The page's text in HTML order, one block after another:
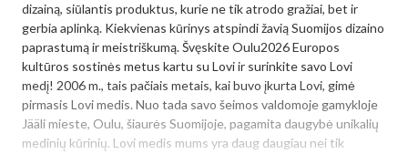
dizainą, siūlantis produktus, kurie ne tik atrodo gražiai, bet ir
gerbia aplinką. Kiekvienas kūrinys atspindi žavią Suomijos dizaino
paprastumą ir meistriškumą. Švęskite Oulu2026 Europos
kultūros sostinės metus kartu su Lovi ir surinkite savo Lovi
medį! 2006 m., tais pačiais metais, kai buvo įkurta Lovi, gimė
pirmasis Lovi medis. Nuo tada savo šeimos valdomoje gamykloje
Jääli mieste, Oulu, šiaurės Suomijoje, pagamita daugybė unikalių
medinių kūrinių. Lovi medis mums yra daug daugiau nei tik